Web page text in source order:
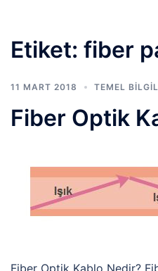
Etiket: fiber
11 MART 2018 TEMEL
Fiber Optik
Fiber Optik Kablo Nedir?